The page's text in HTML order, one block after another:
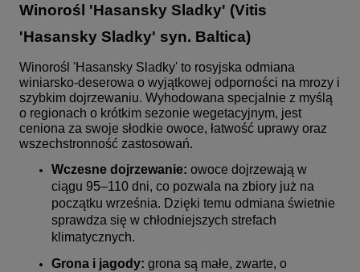
Winorośl 'Hasansky Sladky' (Vitis
'Hasansky Sladky' syn. Baltica)
Winorośl 'Hasansky Sladky' to rosyjska odmiana
winiarsko-deserowa o wyjątkowej odporności na mrozy i
szybkim dojrzewaniu. Wyhodowana specjalnie z myślą
o regionach o krótkim sezonie wegetacyjnym, jest
ceniona za swoje słodkie owoce, łatwość uprawy oraz
wszechstronność zastosowań.
Wczesne dojrzewanie: owoce dojrzewają w
ciągu 95–110 dni, co pozwala na zbiory już na
początku września. Dzięki temu odmiana świetnie
sprawdza się w chłodniejszych strefach
klimatycznych.
Grona i jagody: grona są małe, zwarte, o